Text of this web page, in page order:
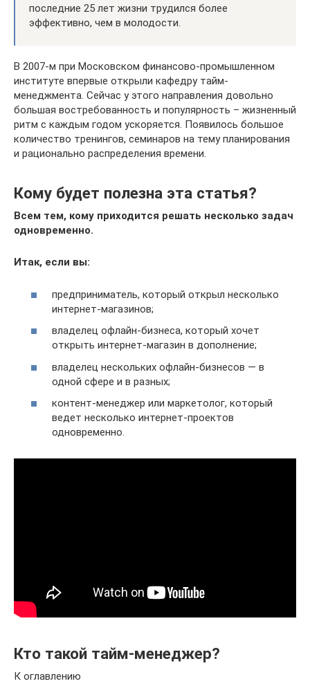
последние 25 лет жизни трудился более
эффективно, чем в молодости.
В 2007-м при Московском финансово-промышленном
институте впервые открыли кафедру тайм-
менеджмента. Сейчас у этого направления довольно
большая востребованность и популярность – жизненный
ритм с каждым годом ускоряется. Появилось большое
количество тренингов, семинаров на тему планирования
и рационально распределения времени.
Кому будет полезна эта статья?
Всем тем, кому приходится решать несколько задач
одновременно.
Итак, если вы:
предприниматель, который открыл несколько
интернет-магазинов;
владелец офлайн-бизнеса, который хочет
открыть интернет-магазин в дополнение;
владелец нескольких офлайн-бизнесов — в
одной сфере и в разных;
контент-менеджер или маркетолог, который
ведет несколько интернет-проектов
одновременно.
Кто такой тайм-менеджер?
К оглавлению